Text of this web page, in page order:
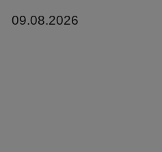
09.08.2026